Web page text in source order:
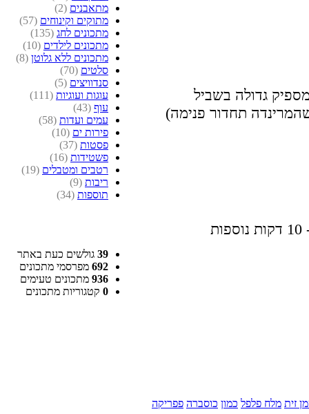
מתאבנים (2)
מתוקים וקינוחים (57)
מתכונים לחג (135)
מתכונים לילדים (10)
מתכונים ללא גלוטן (8)
סלטים (70)
סנדוויצים (5)
עוגות ועוגיות (111)
עוף (43)
עמים ועדות (58)
פירות ים (10)
פסטות (37)
פשטידות (16)
רטבים ומטבלים (19)
ריבות (9)
תוספות (34)
39 גולשים כעת באתר
692 מפרסמי מתכונים
936 מתכונים טעימים
0 קטגוריות מתכונים
גדולה בשביל
תחדור פנימה)
זית מלח פלפל כמון כוסברה פפריקה